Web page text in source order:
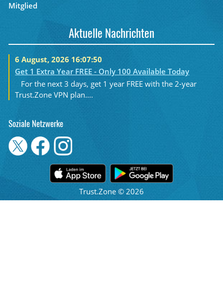
Mitglied
Aktuelle Nachrichten
6 August, 2026 16:07:50
Get 1 Extra Year FREE - Only 100 Available Today
For the next 3 days, get 1 year FREE with the 2-year
Trust.Zone VPN plan....
Soziale Netzwerke
Trust.Zone © 2026